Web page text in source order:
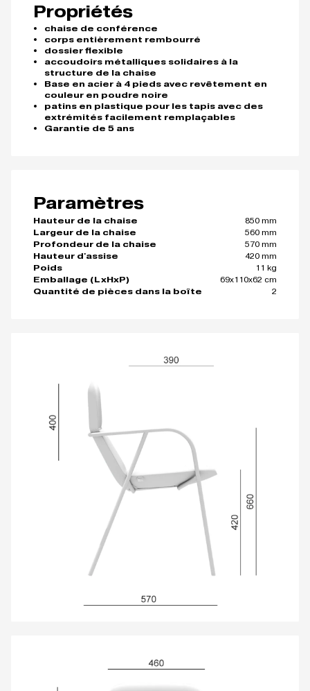
Propriétés
chaise de conférence
corps entièrement rembourré
dossier flexible
accoudoirs métalliques solidaires à la
structure de la chaise
Base en acier à 4 pieds avec revêtement en
couleur en poudre noire
patins en plastique pour les tapis avec des
extrémités facilement remplaçables
Garantie de 5 ans
Paramètres
Hauteur de la chaise
850 mm
Largeur de la chaise
560 mm
Profondeur de la chaise
570 mm
Hauteur d'assise
420 mm
Poids
11 kg
Emballage (LxHxP)
69x110x62 cm
Quantité de pièces dans la boîte
2